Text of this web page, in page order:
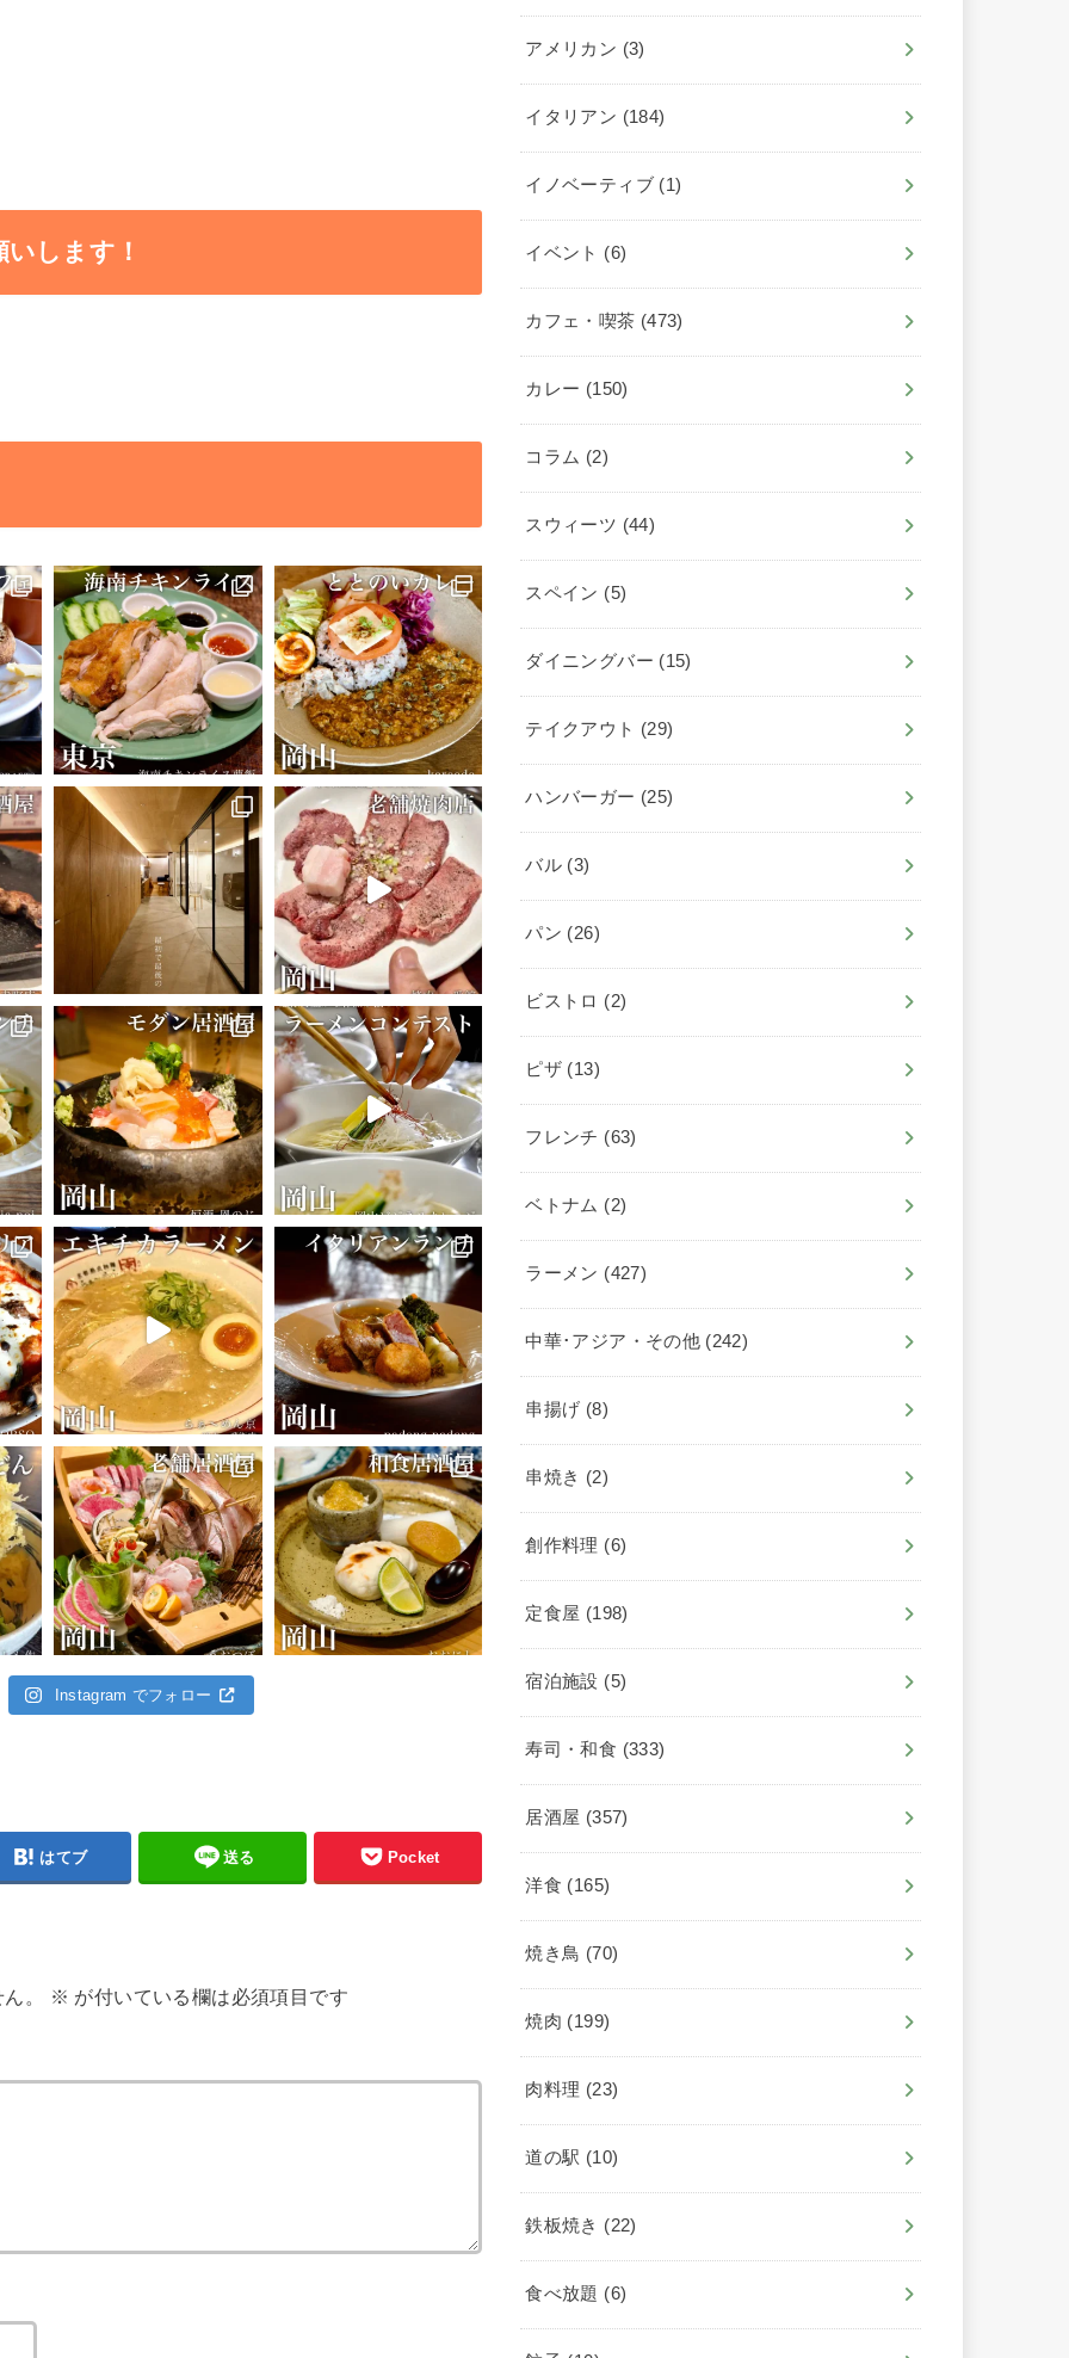
します！
Instagram でフォロー
はてブ 送る Pocket
。 ※ が付いている欄は必須項目です
アメリカン (3)
イタリアン (184)
イノベーティブ (1)
イベント (6)
カフェ・喫茶 (473)
カレー (150)
コラム (2)
スウィーツ (44)
スペイン (5)
ダイニングバー (15)
テイクアウト (29)
ハンバーガー (25)
バル (3)
パン (26)
ビストロ (2)
ピザ (13)
フレンチ (63)
ベトナム (2)
ラーメン (427)
中華･アジア・その他 (242)
串揚げ (8)
串焼き (2)
創作料理 (6)
定食屋 (198)
宿泊施設 (5)
寿司・和食 (333)
居酒屋 (357)
洋食 (165)
焼き鳥 (70)
焼肉 (199)
肉料理 (23)
道の駅 (10)
鉄板焼き (22)
食べ放題 (6)